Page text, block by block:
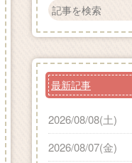
最新記事
2026/08/08(土)
2026/08/07(金)